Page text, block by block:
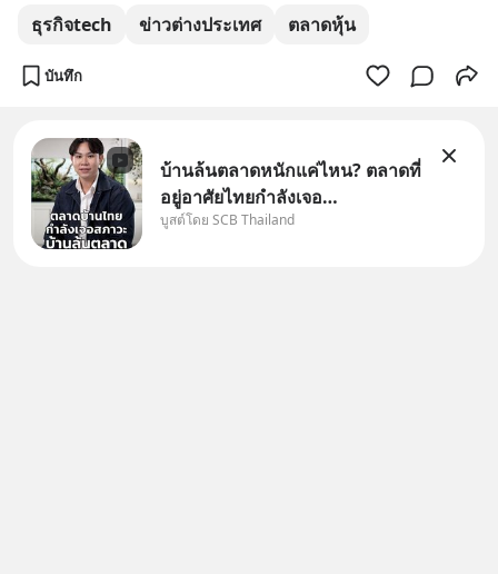
ธุรกิจtech
ข่าวต่างประเทศ ตลาดหุ้น
บันทึก
บ้านล้นตลาดหนักแค่ไหน? ตลาดที่
อยู่อาศัยไทยกำลังเจอ
Oversupply หนักกว่าที่คิด และ
บูสต์โดย SCB Thailand